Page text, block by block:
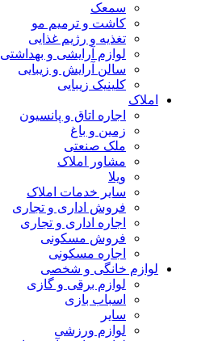
سمعک
کاشت و ترمیم مو
تغذیه و رژیم غذایی
لوازم آرایشی و بهداشتی
سالن آرایش و زیبایی
کلینیک زیبایی
املاک
اجاره اتاق و پانسیون
زمین و باغ
ملک صنعتی
مشاور املاک
ویلا
سایر خدمات املاک
فروش اداری و تجاری
اجاره اداری و تجاری
فروش مسکونی
اجاره مسکونی
لوازم خانگی و شخصی
لوازم برقی و گازی
اسباب بازی
سایر
لوازم ورزشی